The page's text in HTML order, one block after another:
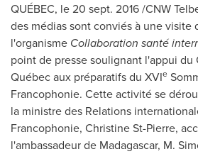
QUÉBEC, le20 sept. 2016/CNW
des médias sont conviés à une visite
l'organisme Collaboration santé
point de presse soulignant l'appui du
Québec aux préparatifs du XVIe
Francophonie. Cette activité se
la ministre des Relations
Francophonie, Christine St-Pierre,
l'ambassadeur de Madagascar, M.